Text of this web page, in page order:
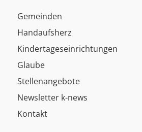
Gemeinden
Handaufsherz
Kindertageseinrichtungen
Glaube
Stellenangebote
Newsletter k-news
Kontakt